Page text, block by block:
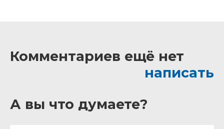
Комментариев ещё нет
написать
А вы что думаете?